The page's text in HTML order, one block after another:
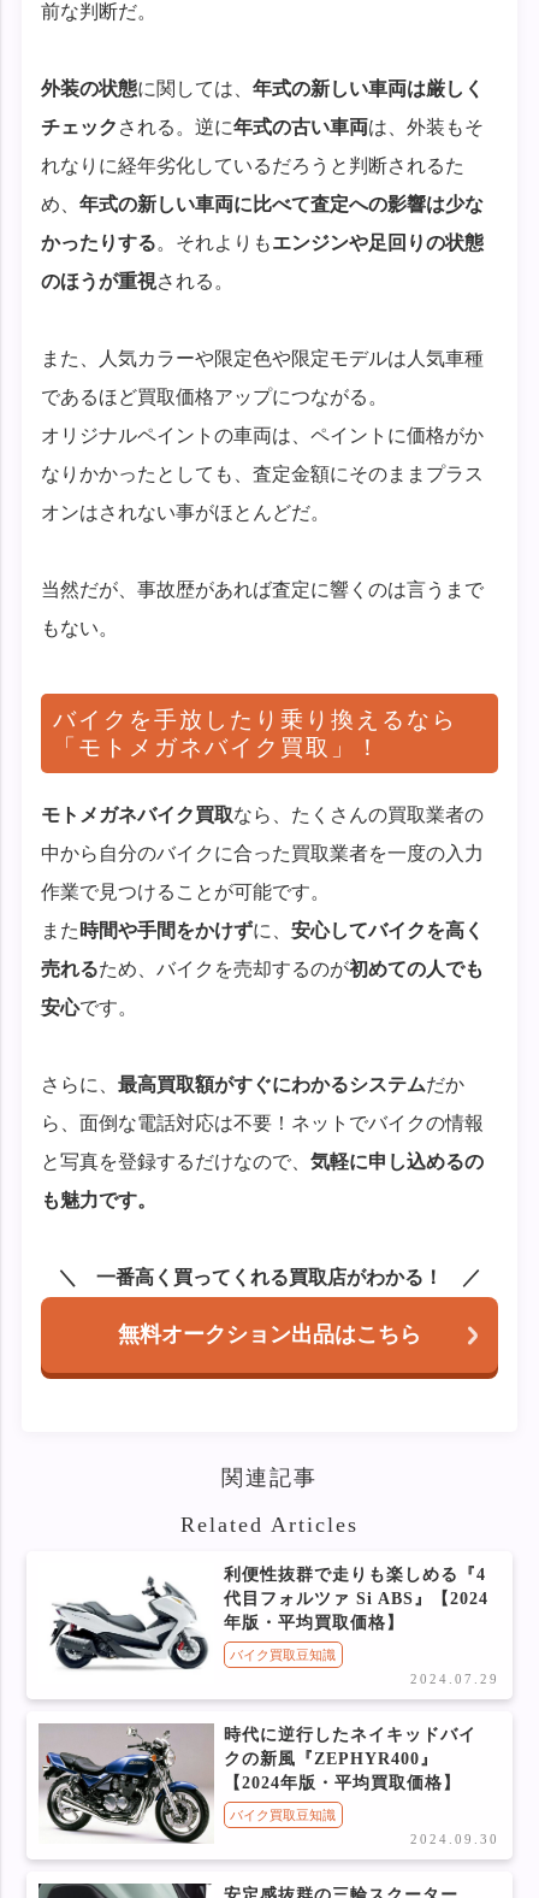
前な判断だ。
外装の状態に関しては、年式の新しい車両は厳しく
チェック される。逆に年式の古い車両は、外装もそ
れなりに経年劣化しているだろうと判断されるた
め、年式の新しい車両に比べて査定への影響は少な
かったりする。それよりもエンジンや足回りの状態
のほうが重視される。
また、人気カラーや限定色や限定モデルは人気車種
であるほど買取価格アップにつながる。
オリジナルペイントの車両は、ペイントに価格がか
なりかかったとしても、査定金額にそのままプラス
オンはされない事がほとんどだ。
当然だが、事故歴があれば査定に響くのは言うまで
もない。
バイクを手放したり乗り換えるなら
「モトメガネバイク買取」！
モトメガネバイク買取なら、たくさんの買取業者の
中から自分のバイクに合った買取業者を一度の入力
作業で見つけることが可能です。
また 時間や手間をかけずに、安心してバイクを高く
売れるため、バイクを売却するのが初めての人でも
安心です。
さらに、最高買取額がすぐにわかるシステムだか
ら、面倒な電話対応は不要！ネットでバイクの情報
と写真を登録するだけなので、気軽に申し込めるの
も魅力です。
一番高く買ってくれる買取店がわかる！
無料オークション出品はこちら
関連記事
Related Articles
利便性抜群で走りも楽しめる『4
代目フォルツァ Si ABS』【2024
年版・平均買取価格】
バイク買取豆知識
2024.07.29
時代に逆行したネイキッドバイ
クの新風『ZEPHYR400』
【2024年版・平均買取価格】
バイク買取豆知識
2024.09.30